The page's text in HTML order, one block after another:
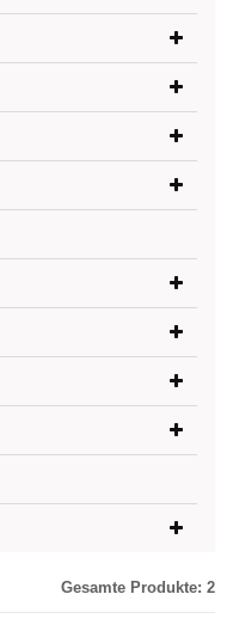
Gesamte Produkte: 2